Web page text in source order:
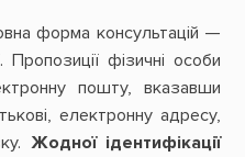
форма консультацій —
Пропозиції фізичні особи
пошту, вказавши
електронну адресу,
Жодної ідентифікації